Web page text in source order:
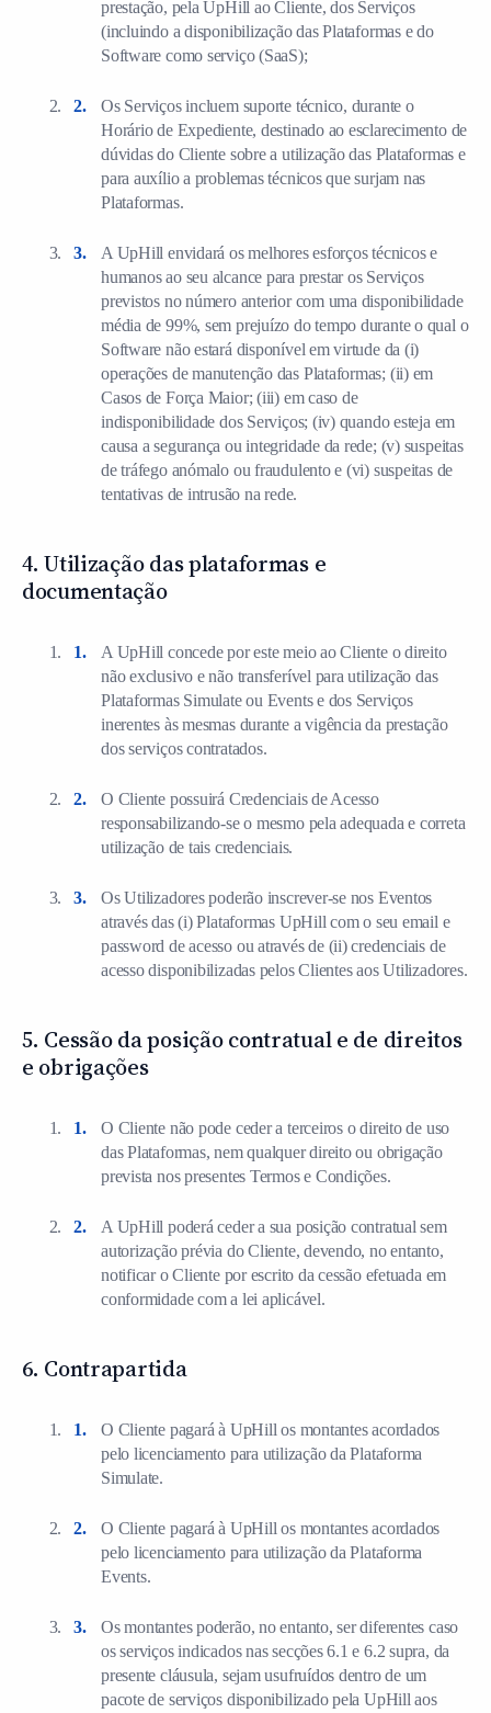
prestação, pela UpHill ao Cliente, dos Serviços
(incluindo a disponibilização das Plataformas e do
Software como serviço (SaaS);
Os Serviços incluem suporte técnico, durante o
Horário de Expediente, destinado ao esclarecimento de
dúvidas do Cliente sobre a utilização das Plataformas e
para auxílio a problemas técnicos que surjam nas
Plataformas.
A UpHill envidará os melhores esforços técnicos e
humanos ao seu alcance para prestar os Serviços
previstos no número anterior com uma disponibilidade
média de 99%, sem prejuízo do tempo durante o qual o
Software não estará disponível em virtude da (i)
operações de manutenção das Plataformas; (ii) em
Casos de Força Maior; (iii) em caso de
indisponibilidade dos Serviços; (iv) quando esteja em
causa a segurança ou integridade da rede; (v) suspeitas
de tráfego anómalo ou fraudulento e (vi) suspeitas de
tentativas de intrusão na rede.
4. Utilização das plataformas e
documentação
A UpHill concede por este meio ao Cliente o direito
não exclusivo e não transferível para utilização das
Plataformas Simulate ou Events e dos Serviços
inerentes às mesmas durante a vigência da prestação
dos serviços contratados.
O Cliente possuirá Credenciais de Acesso
responsabilizando-se o mesmo pela adequada e correta
utilização de tais credenciais.
Os Utilizadores poderão inscrever-se nos Eventos
através das (i) Plataformas UpHill com o seu email e
password de acesso ou através de (ii) credenciais de
acesso disponibilizadas pelos Clientes aos Utilizadores.
5. Cessão da posição contratual e de direitos
e obrigações
O Cliente não pode ceder a terceiros o direito de uso
das Plataformas, nem qualquer direito ou obrigação
prevista nos presentes Termos e Condições.
A UpHill poderá ceder a sua posição contratual sem
autorização prévia do Cliente, devendo, no entanto,
notificar o Cliente por escrito da cessão efetuada em
conformidade com a lei aplicável.
6. Contrapartida
O Cliente pagará à UpHill os montantes acordados
pelo licenciamento para utilização da Plataforma
Simulate.
O Cliente pagará à UpHill os montantes acordados
pelo licenciamento para utilização da Plataforma
Events.
Os montantes poderão, no entanto, ser diferentes caso
os serviços indicados nas secções 6.1 e 6.2 supra, da
presente cláusula, sejam usufruídos dentro de um
pacote de serviços disponibilizado pela UpHill aos